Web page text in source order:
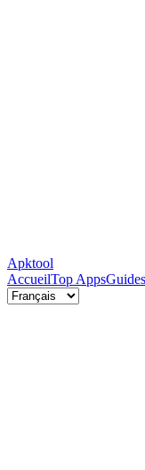
Apktool
AccueilTop Apps